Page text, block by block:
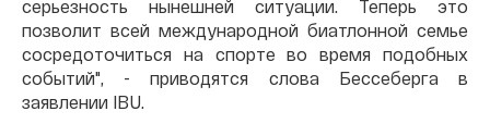
серьезность нынешней ситуации. Теперь это
позволит всей международной биатлонной семье
сосредоточиться на спорте во время подобных
событий", - приводятся слова Бессеберга в
заявлении IBU.